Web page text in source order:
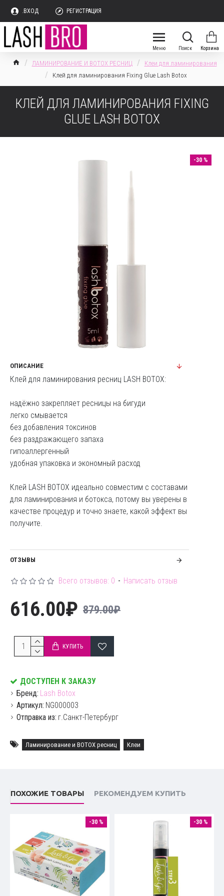
.ВХОД РЕГИСТРАЦИЯ
ЛАМИНИРОВАНИЕ И BOTOX РЕСНИЦ
Клеи для ламинирования
Клей для ламинирования Fixing Glue Lash Botox
КЛЕЙ ДЛЯ ЛАМИНИРОВАНИЯ FIXING
GLUE LASH BOTOX
-30 %
ОПИСАНИЕ
Клей для ламинирования ресниц LASH BOTOX:
надёжно закрепляет ресницы на бигуди
легко смывается
без добавления токсинов
без раздражающего запаха
гипоаллергенный
удобная упаковка и экономный расход
Клей LASH BOTOX идеально совместим с составами
для ламинирования и ботокса, потому вы уверены в
качестве процедур и точно знаете, какой эффект вы
получите.
ОТЗЫВЫ
ДОСТУПЕН К ЗАКАЗУ
Бренд: Lash Botox
Артикул: NG000003
Отправка из: г.Санкт-Петербург
Всего отзывов: 0 - Написать отзыв
616.00₽ 879.00₽
КУПИТЬ
Ламинирование и BOTOX ресниц Клеи
ПОХОЖИЕ ТОВАРЫ РЕКОМЕНДУЕМ КУПИТЬ
-30 % -30 %